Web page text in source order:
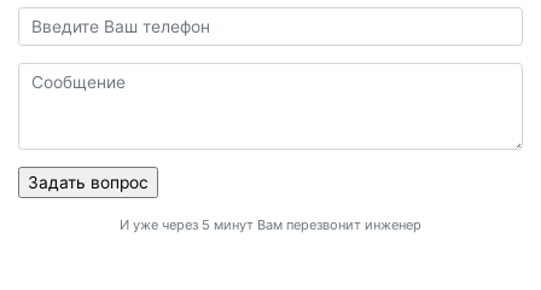
И уже через 5 минут Вам перезвонит инженер